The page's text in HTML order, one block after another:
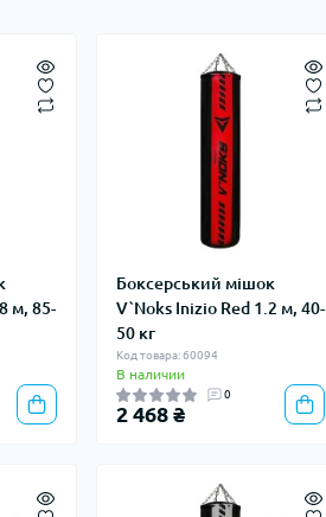
м, 85-
Боксерський мішок
V`Noks Inizio Red 1.2 м, 40-
50 кг
Код товара: 60094
В наличии
0
2 468 ₴